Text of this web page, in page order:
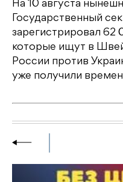
На 10 августа
Государственный
зарегистрировал 62
которые ищут в
России против
уже получили